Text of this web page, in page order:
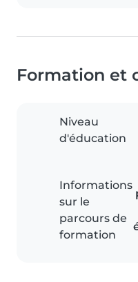
Formation et
Niveau
d'éducation
Informations
sur le
parcours de
formation